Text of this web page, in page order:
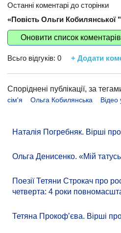
Останні коментарі до сторінки
«Повість Ольги Кобилянської
Оновити список коментарів
Всьго відгуків: 0 + Додати
Споріднені публікації, за
сім'я
Ольга Кобилянська Відео
Наталія Погребняк. Вірші
Ольга Денисенко. «Мій
Поезії Тетяни Строкач про
четверта: 4 роки
Тетяна Прокоф’єва. Вірші